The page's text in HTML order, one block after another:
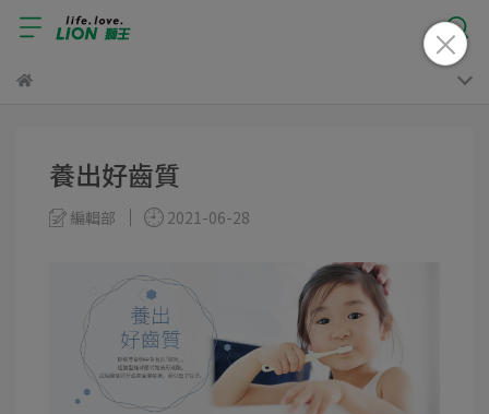
養出好齒質
編輯部 2021-06-28